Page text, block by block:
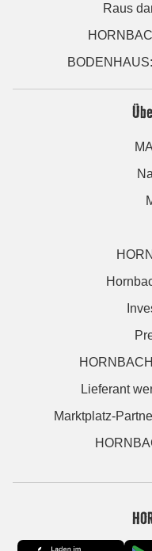
Raus
Lieferant
Marktplatz-